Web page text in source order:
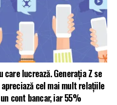
lucrează. Generația Z se
cel mai mult relațiile
cont bancar, iar 55%